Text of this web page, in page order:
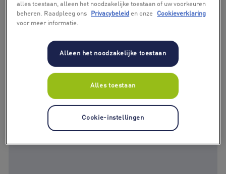
alles toestaan, alleen het noodzakelijke toestaan of uw voorkeuren
beheren. Raadpleeg ons
Privacybeleid en onze
Cookieverklaring
voor meer informatie.
Alleen het noodzakelijke toestaan
Alles toestaan
Cookie-instellingen